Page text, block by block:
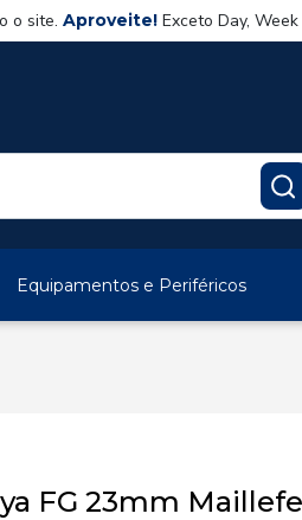
o site. Aproveite! Exceto Day,
Equipamentos e Periféricos
FG 23mm